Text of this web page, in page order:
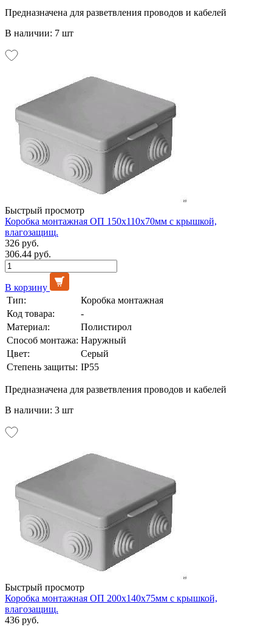
Предназначена для разветвления проводов и кабелей
В наличии: 7 шт
Быстрый просмотр
Коробка монтажная ОП 150х110х70мм с крышкой,
влагозащищ.
326 руб.
306.44 руб.
В корзину
Тип:
Коробка монтажная
Код товара:
-
Материал:
Полистирол
Способ монтажа: Наружный
Цвет:
Серый
Степень защиты: IP55
Предназначена для разветвления проводов и кабелей
В наличии: 3 шт
Быстрый просмотр
Коробка монтажная ОП 200х140х75мм с крышкой,
влагозащищ.
436 руб.